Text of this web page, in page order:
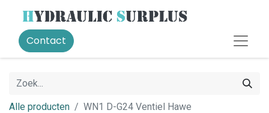
Contact
Alle producten WN1 D-G24 Ventiel Hawe